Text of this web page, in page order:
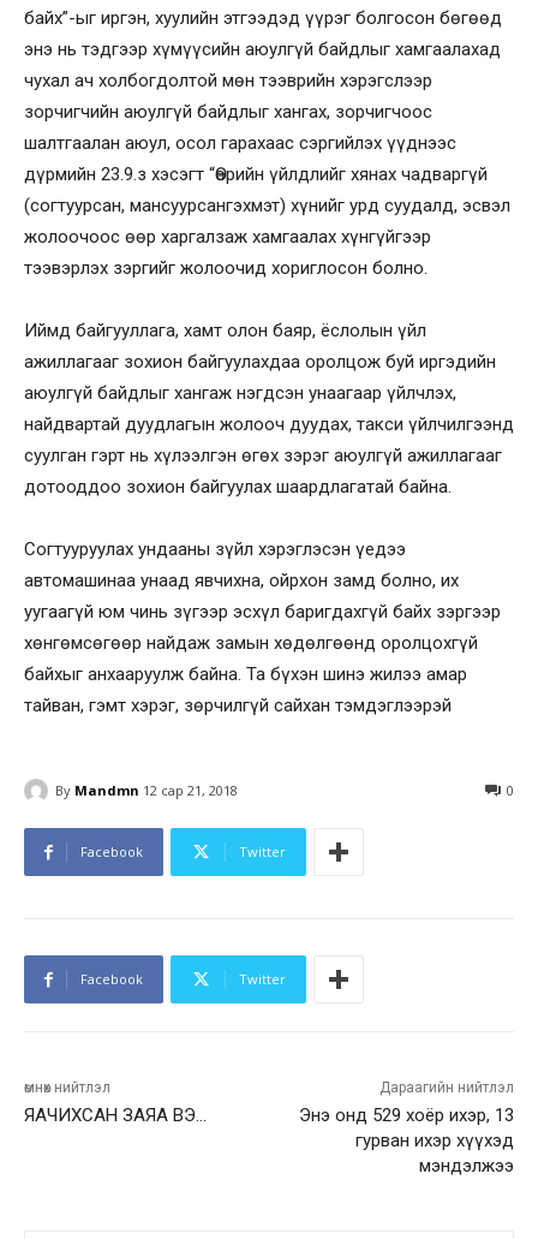
байх”-ыг иргэн, хуулийн этгээдэд үүрэг болгосон бөгөөд
энэ нь тэдгээр хүмүүсийн аюулгүй байдлыг хамгаалахад
чухал ач холбогдолтой мөн тээврийн хэрэгслээр
зорчигчийн аюулгүй байдлыг хангах, зорчигчоос
шалтгаалан аюул, осол гарахаас сэргийлэх үүднээс
дүрмийн 23.9.з хэсэгт “Өөрийн үйлдлийг хянах чадваргүй
(согтуурсан, мансуурсангэхмэт) хүнийг урд суудалд, эсвэл
жолоочоос өөр харгалзаж хамгаалах хүнгүйгээр
тээвэрлэх зэргийг жолоочид хориглосон болно.
Иймд байгууллага, хамт олон баяр, ёслолын үйл
ажиллагааг зохион байгуулахдаа оролцож буй иргэдийн
аюулгүй байдлыг хангаж нэгдсэн унаагаар үйлчлэх,
найдвартай дуудлагын жолооч дуудах, такси үйлчилгээнд
суулган гэрт нь хүлээлгэн өгөх зэрэг аюулгүй ажиллагааг
дотооддоо зохион байгуулах шаардлагатай байна.
Согтууруулах ундааны зүйл хэрэглэсэн үедээ
автомашинаа унаад явчихна, ойрхон замд болно, их
уугаагүй юм чинь зүгээр эсхүл баригдахгүй байх зэргээр
хөнгөмсөгөөр найдаж замын хөдөлгөөнд оролцохгүй
байхыг анхааруулж байна. Та бүхэн шинэ жилээ амар
тайван, гэмт хэрэг, зөрчилгүй сайхан тэмдэглээрэй
By Mandmn 12 сар 21, 2018 0
Facebook Twitter
Facebook Twitter
өмнөх нийтлэл
ЯАЧИХСАН ЗАЯА ВЭ…
Дараагийн нийтлэл
Энэ онд 529 хоёр ихэр, 13
гурван ихэр хүүхэд
мэндэлжээ